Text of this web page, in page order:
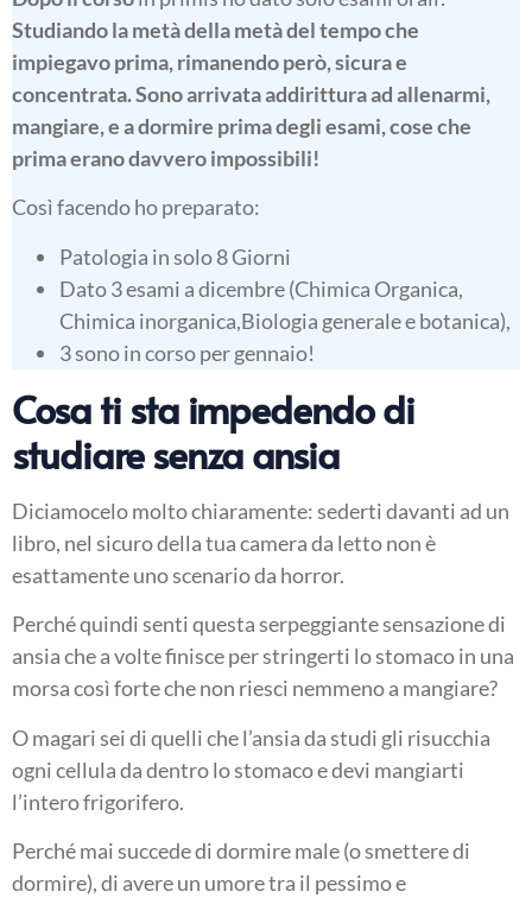
Studiando la metà della metà del tempo che
impiegavo prima, rimanendo però, sicura e
concentrata. Sono arrivata addirittura ad allenarmi,
mangiare, e a dormire prima degli esami, cose che
prima erano davvero impossibili!
Così facendo ho preparato:
Patologia in solo 8 Giorni
Dato 3 esami a dicembre (Chimica Organica,
Chimica inorganica,Biologia generale e botanica),
3 sono in corso per gennaio!
Cosa ti sta impedendo di
studiare senza ansia
Diciamocelo molto chiaramente: sederti davanti ad un
libro, nel sicuro della tua camera da letto non è
esattamente uno scenario da horror.
Perché quindi senti questa serpeggiante sensazione di
ansia che a volte finisce per stringerti lo stomaco in una
morsa così forte che non riesci nemmeno a mangiare?
O magari sei di quelli che l’ansia da studi gli risucchia
ogni cellula da dentro lo stomaco e devi mangiarti
l’intero frigorifero.
Perché mai succede di dormire male (o smettere di
dormire), di avere un umore tra il pessimo e